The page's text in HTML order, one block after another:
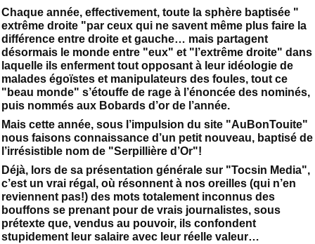
Chaque année, effectivement, toute la sphère baptisée "
extrême droite "par ceux qui ne savent même plus faire la
différence entre droite et gauche… mais partagent
désormais le monde entre "eux" et "l’extrême droite" dans
laquelle ils enferment tout opposant à leur idéologie de
malades égoïstes et manipulateurs des foules, tout ce
"beau monde" s’étouffe de rage à l’énoncée des nominés,
puis nommés aux Bobards d’or de l’année.
Mais cette année, sous l’impulsion du site "AuBonTouite"
nous faisons connaissance d’un petit nouveau, baptisé de
l’irrésistible nom de "Serpillière d’Or"!
Déjà, lors de sa présentation générale sur "Tocsin Media",
c’est un vrai régal, où résonnent à nos oreilles (qui n’en
reviennent pas!) des mots totalement inconnus des
bouffons se prenant pour de vrais journalistes, sous
prétexte que, vendus au pouvoir, ils confondent
stupidement leur salaire avec leur réelle valeur…